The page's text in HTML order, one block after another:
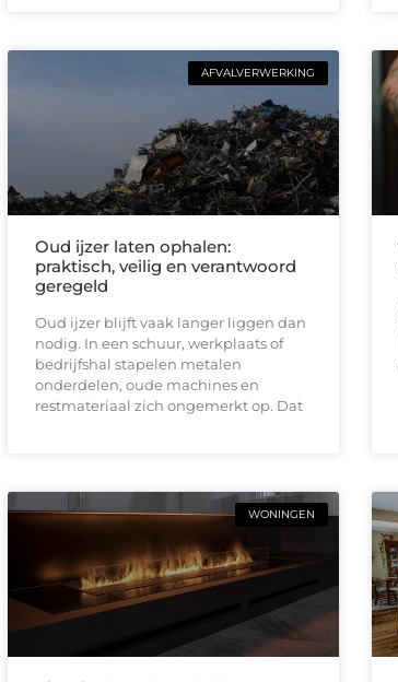
AFVALVERWERKING
Oud ijzer laten ophalen:
praktisch, veilig en verantwoord
geregeld
Oud ijzer blijft vaak langer liggen dan
nodig. In een schuur, werkplaats of
bedrijfshal stapelen metalen
onderdelen, oude machines en
restmateriaal zich ongemerkt op. Dat
WONINGEN